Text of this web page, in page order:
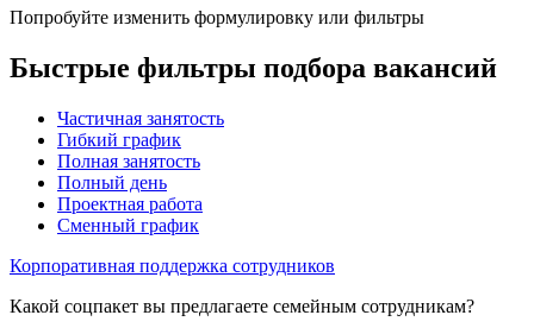
Попробуйте изменить формулировку или фильтры
Быстрые фильтры подбора вакансий
Частичная занятость
Гибкий график
Полная занятость
Полный день
Проектная работа
Сменный график
Корпоративная поддержка сотрудников
Какой соцпакет вы предлагаете семейным сотрудникам?